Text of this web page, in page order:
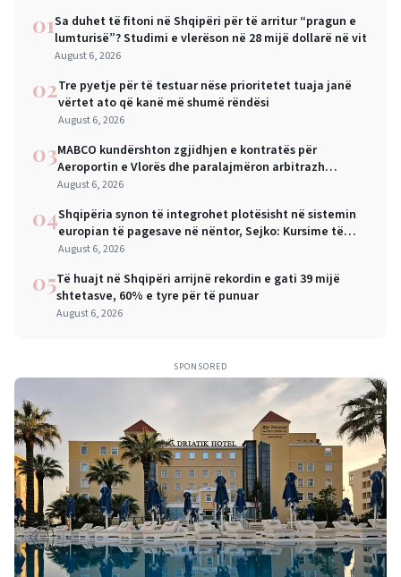
01Sa duhet të fitoni në Shqipëri për të arritur “pragun e
lumturisë”? Studimi e vlerëson në 28 mijë dollarë në vit
August 6, 2026
02Tre pyetje për të testuar nëse prioritetet tuaja janë
vërtet ato që kanë më shumë rëndësi
August 6, 2026
03MABCO kundërshton zgjidhjen e kontratës për
Aeroportin e Vlorës dhe paralajmëron arbitrazh
ndërkombëtar
August 6, 2026
04Shqipëria synon të integrohet plotësisht në sistemin
europian të pagesave në nëntor, Sejko: Kursime të
mëdha për qytetarët dhe bizneset
August 6, 2026
05Të huajt në Shqipëri arrijnë rekordin e gati 39 mijë
shtetasve, 60% e tyre për të punuar
August 6, 2026
SPONSORED